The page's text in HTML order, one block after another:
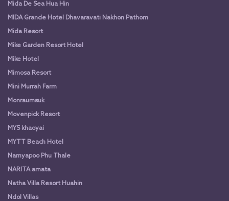
Mida De Sea Hua Hin
MIDA Grande Hotel Dhavaravati Nakhon Pathom
Mida Resort
Mike Garden Resort Hotel
Mike Hotel
Mimosa Resort
Mini Murrah Farm
Monraumsuk
Movenpick Resort
MYS khaoyai
MYTT Beach Hotel
Namyapoo Phu Thale
NARITA amata
Natha Villa Resort Huahin
Ndol Villas